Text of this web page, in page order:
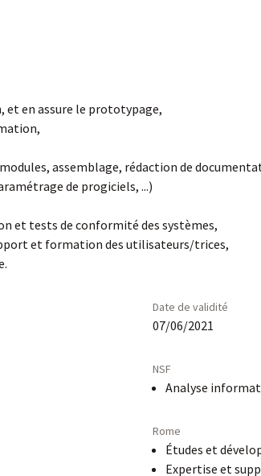
et en assure le prototypage,
assemblage, rédaction de
de progiciels, ...)
et tests de conformité des systèmes,
et formation des utilisateurs/trices,
Date de validité
07/06/2021
NSF
Analyse
Rome
Études et
Expertise et